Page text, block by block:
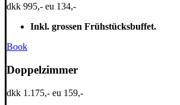
dkk 995,- eu 134,-
Inkl. grossen Frühstücksbuffet.
Book
Doppelzimmer
dkk 1.175,- eu 159,-